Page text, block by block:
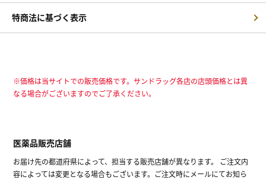
特商法に基づく表示
※価格は当サイトでの販売価格です。サンドラッグ各店の店頭価格とは異
なる場合がございますのでご了承ください。
医薬品販売店舗
お届け先の都道府県によって、担当する販売店舗が異なります。 ご注文内
容によっては変更となる場合もございます。ご注文時にメールにてお知ら